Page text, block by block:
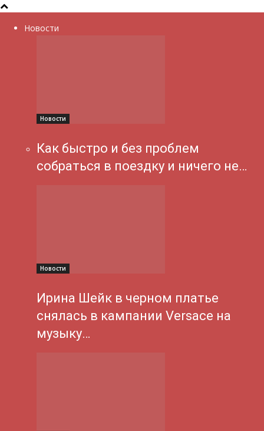
Новости
Новости
Как быстро и без проблем
собраться в поездку и ничего не…
Новости
Ирина Шейк в черном платье
снялась в кампании Versace на
музыку…